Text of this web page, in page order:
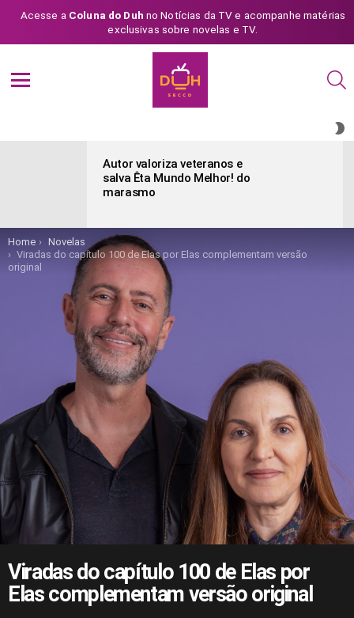
Acesse a Coluna do Duh no Notícias da TV e acompanhe matérias
exclusivas sobre novelas e TV.
Autor valoriza veteranos e
salva Êta Mundo Melhor! do
marasmo
You are here:
Home
Novelas
Viradas do capítulo 100 de Elas por Elas complementam versão
original
Viradas do capítulo 100 de Elas por
Elas complementam versão original